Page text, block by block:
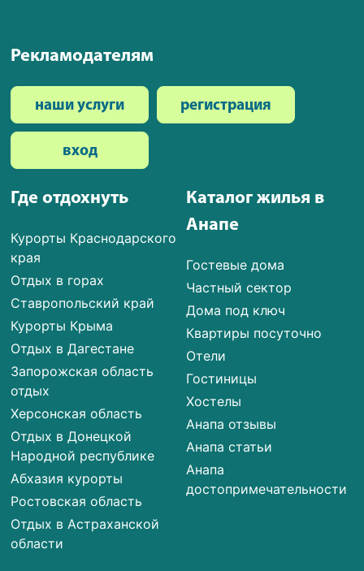
Где отдохнуть
Курорты Краснодарского
края
Отдых в горах
Ставропольский край
Курорты Крыма
Отдых в Дагестане
Запорожская область
отдых
Херсонская область
Отдых в Донецкой
Народной республике
Абхазия курорты
Ростовская область
Отдых в Астраханской
области
Каталог жилья в
Анапе
Гостевые дома
Частный сектор
Дома под ключ
Квартиры посуточно
Отели
Гостиницы
Хостелы
Анапа отзывы
Анапа статьи
Анапа
достопримечательности
Рекламодателям
наши услуги регистрация
вход